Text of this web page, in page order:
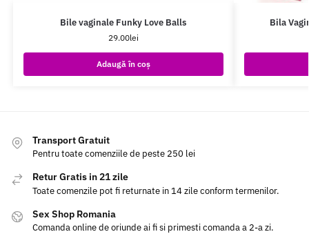
Bile vaginale Funky Love Balls
29.00lei
Adaugă în coș
Bila
Transport Gratuit
Pentru toate comenziile de peste 250 lei
Retur Gratis in 21 zile
Toate comenzile pot fi returnate in 14 zile conform termenilor.
Sex Shop Romania
Comanda online de oriunde ai fi si primesti comanda a 2-a zi.